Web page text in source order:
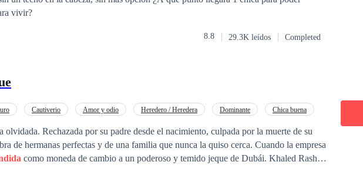
Una historia llena de amor, pasión y sangre. No todos pueden tener un final feliz.
vivir?
8.8 29.3K leídos Completed
Cautiverio Amor y odio Heredero / Heredera Dominante
Chica buena
olvidada. Rechazada por su padre desde el nacimiento, culpada por la muerte de su
de hermanas perfectas y de una familia que nunca la quiso cerca. Cuando la empresa
como moneda de cambio a un poderoso y temido jeque de Dubái. Khaled Rashid,